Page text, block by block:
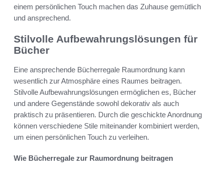
einem persönlichen Touch machen das Zuhause gemütlich
und ansprechend.
Stilvolle Aufbewahrungslösungen für
Bücher
Eine ansprechende Bücherregale Raumordnung kann
wesentlich zur Atmosphäre eines Raumes beitragen.
Stilvolle Aufbewahrungslösungen ermöglichen es, Bücher
und andere Gegenstände sowohl dekorativ als auch
praktisch zu präsentieren. Durch die geschickte Anordnung
können verschiedene Stile miteinander kombiniert werden,
um einen persönlichen Touch zu verleihen.
Wie Bücherregale zur Raumordnung beitragen